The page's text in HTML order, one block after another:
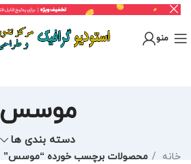
منو
موسس
دسته بندی ها
خانه
محصولات برچسب خورده “موسس”